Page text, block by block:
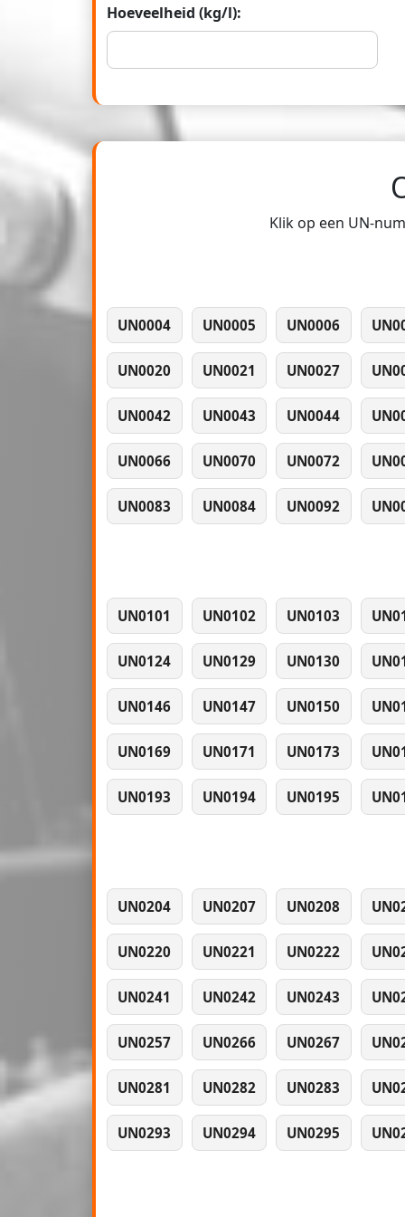
Hoeveelheid (kg/l):
Klik op een UN-
UN0004 UN0005 UN0006
UN0020 UN0021 UN0027
UN0042 UN0043 UN0044
UN0066 UN0070 UN0072
UN0083 UN0084 UN0092
UN0101 UN0102 UN0103
UN0124 UN0129 UN0130
UN0146 UN0147 UN0150
UN0169 UN0171 UN0173
UN0193 UN0194 UN0195
UN0204 UN0207 UN0208
UN0220 UN0221 UN0222
UN0241 UN0242 UN0243
UN0257 UN0266 UN0267
UN0281 UN0282 UN0283
UN0293 UN0294 UN0295